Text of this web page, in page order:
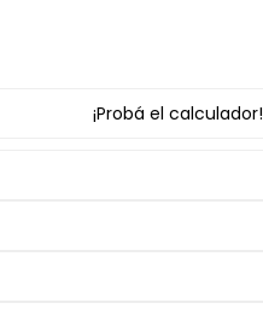
¡Probá el calculador!